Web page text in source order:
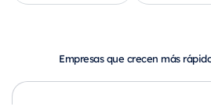
Empresas que crecen más